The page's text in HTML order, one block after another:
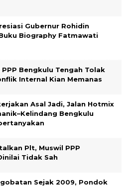
Gubernur Rohidin
Biography Fatmawati
PPP Bengkulu Tengah Tolak
Internal Kian Memanas
Asal Jadi, Jalan Hotmix
Bengkulu
Plt, Muswil PPP
Tidak Sah
Sejak 2009, Pondok